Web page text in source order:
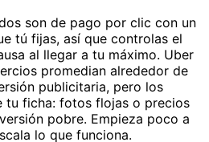
son de pago por clic con un
tú fijas, así que controlas el
al llegar a tu máximo. Uber
promedian alrededor de
publicitaria, pero los
tu ficha: fotos flojas o precios
pobre. Empieza poco a
lo que funciona.